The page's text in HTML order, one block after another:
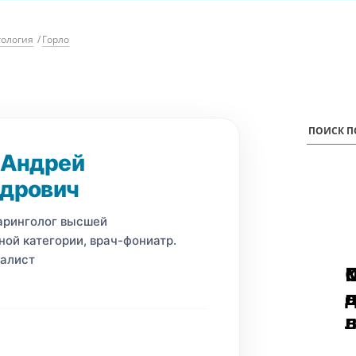
/Горло
высшей
категории, врач-фониатр.